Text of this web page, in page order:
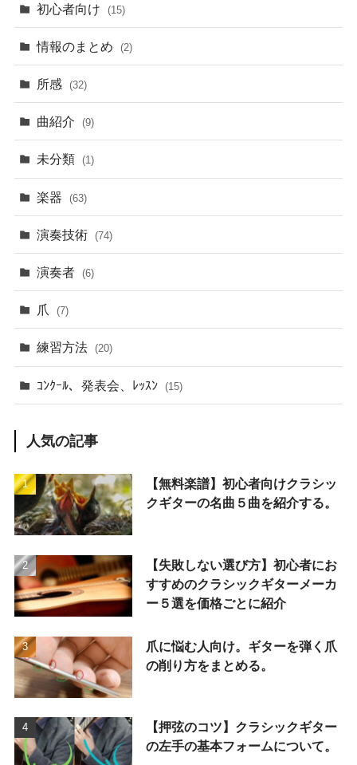
初心者向け (15)
情報のまとめ (2)
所感 (32)
曲紹介 (9)
未分類 (1)
楽器 (63)
演奏技術 (74)
演奏者 (6)
爪 (7)
練習方法 (20)
ｺﾝｸｰﾙ、発表会、ﾚｯｽﾝ (15)
人気の記事
【無料楽譜】初心者向けクラシッ
クギターの名曲５曲を紹介する。
【失敗しない選び方】初心者にお
すすめのクラシックギターメーカ
ー５選を価格ごとに紹介
爪に悩む人向け。ギターを弾く爪
の削り方をまとめる。
【押弦のコツ】クラシックギター
の左手の基本フォームについて。